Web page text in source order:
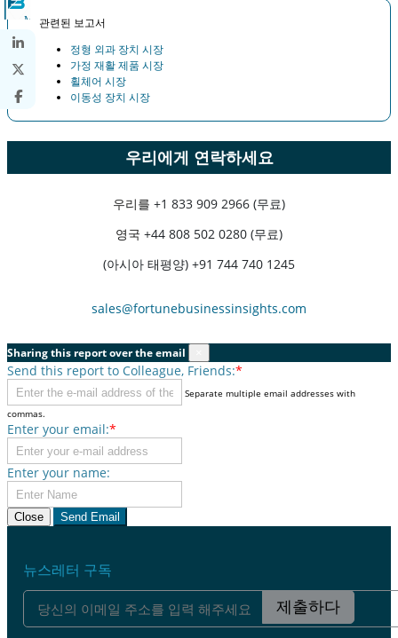
관련된 보고서
정형 외과 장치 시장
가정 재활 제품 시장
휠체어 시장
이동성 장치 시장
우리에게 연락하세요
우리를 +1 833 909 2966 (무료)
영국 +44 808 502 0280 (무료)
(아시아 태평양) +91 744 740 1245
sales@fortunebusinessinsights.com
Sharing this report over the email
Send this report to Colleague, Friends:*
Separate multiple email addresses with
commas.
Enter your email:*
Enter your name:
Close Send Email
뉴스레터 구독
제출하다